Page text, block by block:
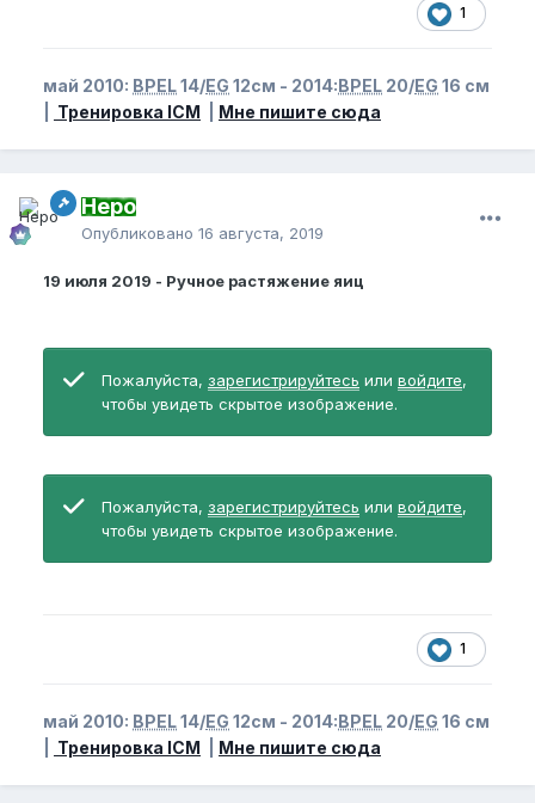
1
май 2010: BPEL14/EG 12см - 2014:BPEL 20/EG 16 см
Тренировка ICM Мне пишите сюда
Неро
Опубликовано 16 августа, 2019
19 июля 2019 - Ручное растяжение яиц
Пожалуйста, зарегистрируйтесь или войдите,
чтобы увидеть скрытое изображение.
Пожалуйста, зарегистрируйтесь или войдите,
чтобы увидеть скрытое изображение.
1
май 2010: BPEL14/EG 12см - 2014:BPEL 20/EG 16 см
Тренировка ICM Мне пишите сюда